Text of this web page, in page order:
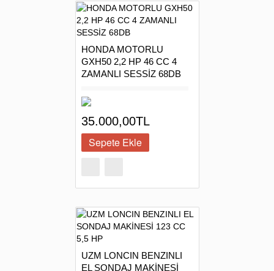
HONDA MOTORLU
GXH50 2,2 HP 46 CC 4
ZAMANLI SESSİZ 68DB
35.000,00TL
UZM LONCIN BENZINLI
EL SONDAJ MAKİNESİ